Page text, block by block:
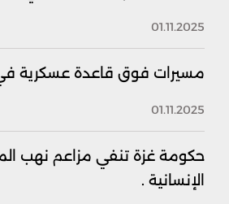
01.11.2025
مسيرات فوق قاعدة عسكرية في
01.11.2025
حكومة غزة تنفي مزاعم نهب
الإنسانية .